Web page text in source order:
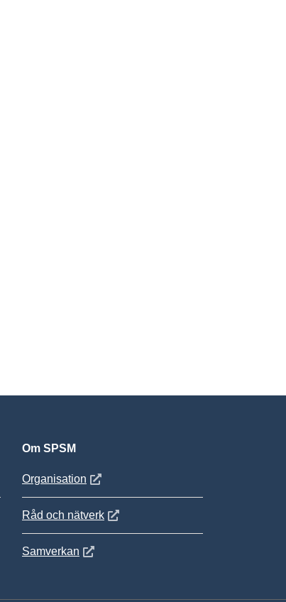
Om SPSM
Organisation Öppnas i nytt fönster
Råd och nätverkÖppnas i nytt fönster
Samverkan Öppnas i nytt fönster